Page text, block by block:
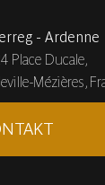
- Ardenne
Place Ducale,
Mézières,